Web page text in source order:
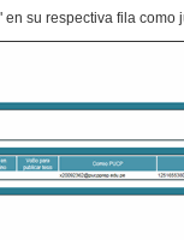
su respectiva fila